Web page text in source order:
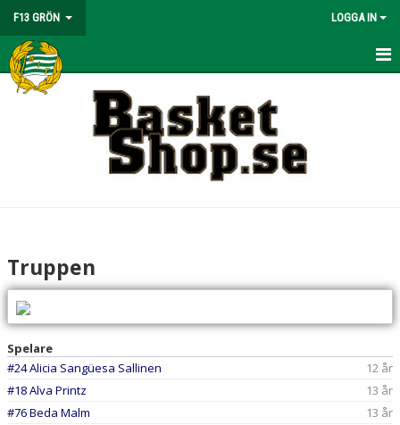
F13 GRÖN LOGGA IN
HEM
BILDGALLERI
DOKUMENT
KONTAKT
Truppen
Spelare
#24 Alicia Sangüesa Sallinen
12 år
#18 Alva Printz
13 år
#76 Beda Malm
13 år